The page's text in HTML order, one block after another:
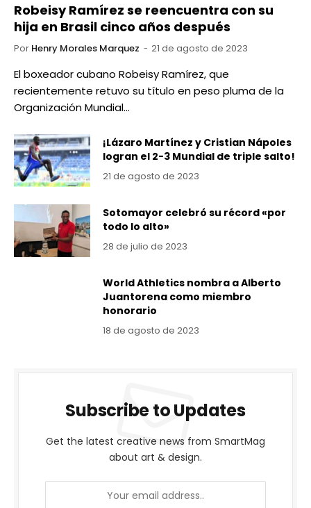
Robeisy Ramírez se reencuentra con su
hija en Brasil cinco años después
Por Henry Morales Marquez 21 de agosto de 2023
El boxeador cubano Robeisy Ramírez, que
recientemente retuvo su título en peso pluma de la
Organización Mundial…
¡Lázaro Martínez y Cristian Nápoles
logran el 2-3 Mundial de triple salto!
21 de agosto de 2023
Sotomayor celebró su récord «por
todo lo alto»
28 de julio de 2023
World Athletics nombra a Alberto
Juantorena como miembro
honorario
18 de agosto de 2023
Subscribe to Updates
Get the latest creative news from SmartMag
about art & design.